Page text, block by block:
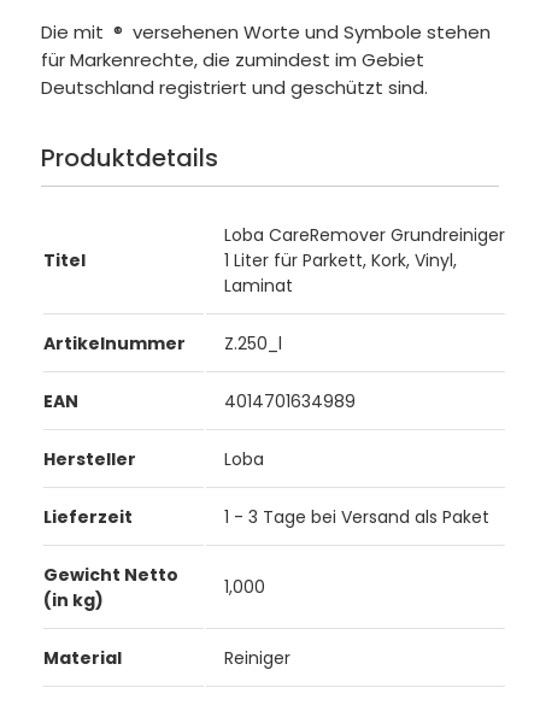
Die mit ® versehenen Worte und Symbole stehen
für Markenrechte, die zumindest im Gebiet
Deutschland registriert und geschützt sind.
Produktdetails
Titel
Loba CareRemover Grundreiniger
1 Liter für Parkett, Kork, Vinyl,
Laminat
Artikelnummer Z.250_l
EAN 4014701634989
Hersteller Loba
Lieferzeit 1 - 3 Tage bei Versand als Paket
Gewicht Netto
(in kg)
1,000
Material Reiniger